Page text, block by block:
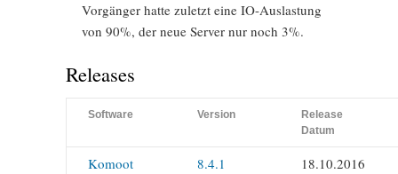
Vorgänger hatte zuletzt eine IO-Auslastung
von 90%, der neue Server nur noch 3%.
Releases
Software Version
Release
Datum
Komoot
8.4.1 18.10.2016